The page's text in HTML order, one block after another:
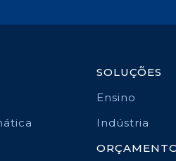
SOLUÇÕES
Ensino
Indústria